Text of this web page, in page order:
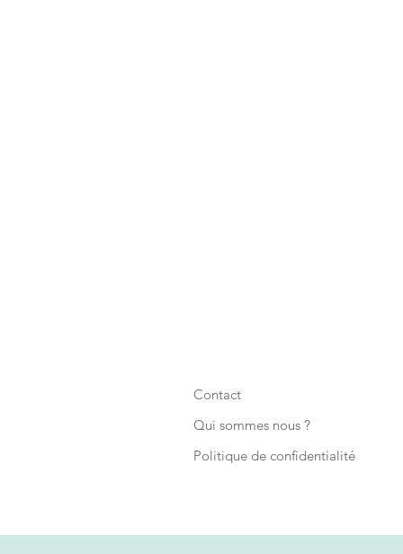
Contact
Qui sommes nous ?
Politique de confidentialité